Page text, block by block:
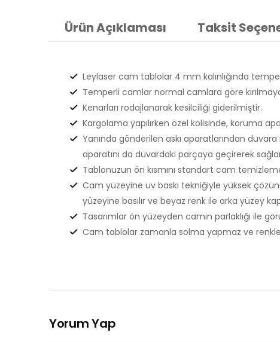
Ürün Açıklaması Taksit
Leylaser cam tablolar 4 mm kalınlığında
Temperli camlar normal camlara göre kırılmaya
Kenarları rodajlanarak kesilciliği giderilmiştir.
Kargolama yapılırken özel kolisinde, koruma
Yanında gönderilen askı aparatlarından
aparatını da duvardaki parçaya geçirerek
Tablonuzun ön kısmını standart cam
Cam yüzeyine uv baskı tekniğiyle yüksek
yüzeyine basılır ve beyaz renk ile arka yüzey
Tasarımlar ön yüzeyden camın parlaklığı ile
Cam tablolar zamanla solma yapmaz ve
Yorum Yap